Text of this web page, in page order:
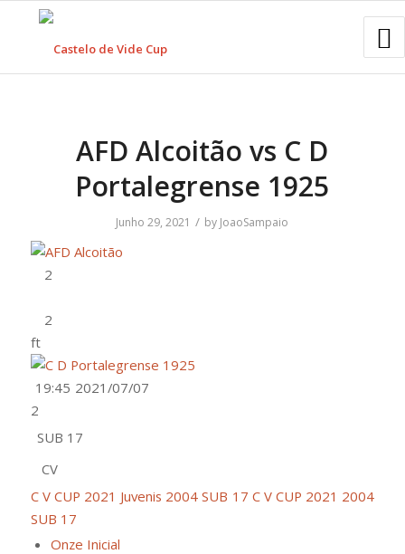
AFD Alcoitão vs C D
Portalegrense 1925
Junho 29, 2021 / by JoaoSampaio
ft
2021/07/07
19:45
2
SUB 17
CV
C V CUP 2021 Juvenis 2004 SUB 17 C V CUP 2021 2004
SUB 17
Onze Inicial